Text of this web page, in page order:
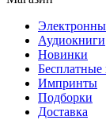
Аудиокниги
Новинки
Бесплатные
Импринты
Подборки
Доставка